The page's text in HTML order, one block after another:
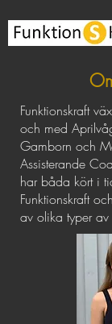
Funktionskraft
och med
Gamborn och
Assisterande
har båda kört i
Funktionskraft
av olika typer